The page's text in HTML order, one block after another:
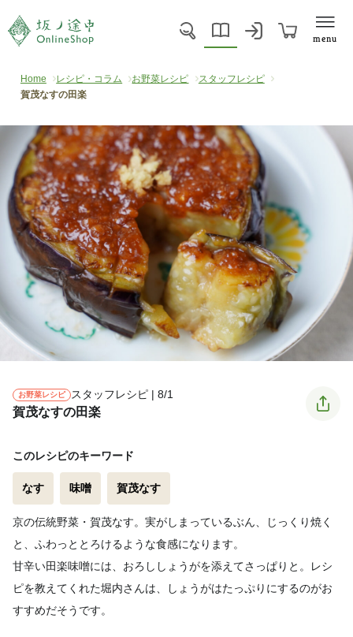
menu
Home レシピ・コラム お野菜レシピ
スタッフレシピ
賀茂なすの田楽
お野菜レシピ スタッフレシピ | 8/1
賀茂なすの田楽
このレシピのキーワード
なす 味噌 賀茂なす
京の伝統野菜・賀茂なす。実がしまっているぶん、じっくり焼く
と、ふわっととろけるような食感になります。
甘辛い田楽味噌には、おろししょうがを添えてさっぱりと。レシ
ピを教えてくれた堀内さんは、しょうがはたっぷりにするのがお
すすめだそうです。